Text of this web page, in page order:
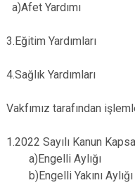
a)Afet Yardımı
3.Eğitim Yardımları
4.Sağlık Yardımları
Vakfımız tarafından
1.2022 Sayılı Kanun
a)Engelli Aylığı
b)Engelli Yakını Aylığı